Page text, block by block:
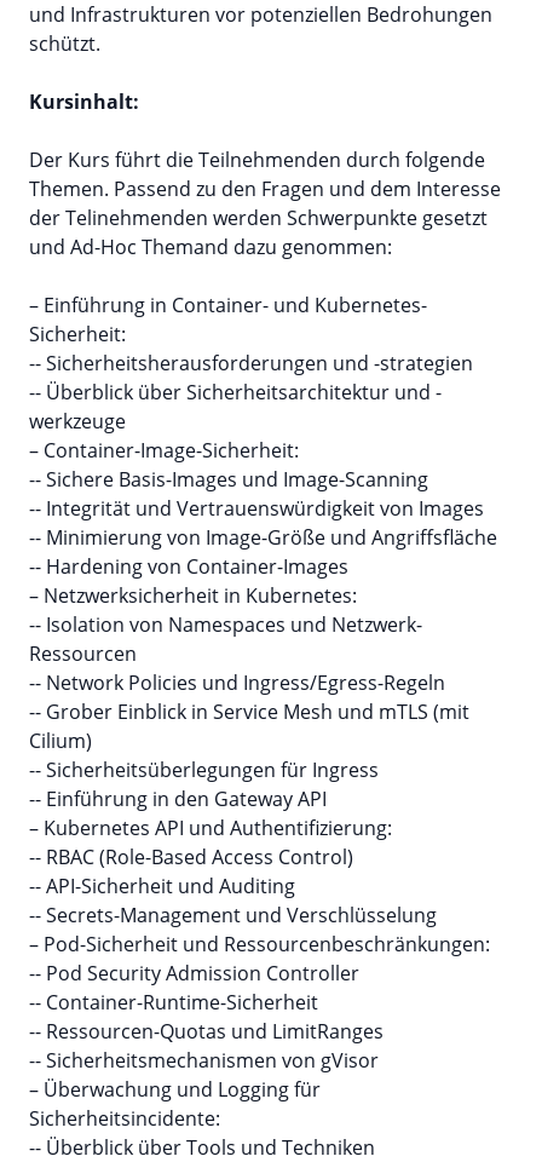
und Infrastrukturen vor potenziellen Bedrohungen
schützt.
Kursinhalt:
Der Kurs führt die Teilnehmenden durch folgende
Themen. Passend zu den Fragen und dem Interesse
der Telinehmenden werden Schwerpunkte gesetzt
und Ad-Hoc Themand dazu genommen:
– Einführung in Container- und Kubernetes-
Sicherheit:
-- Sicherheitsherausforderungen und -strategien
-- Überblick über Sicherheitsarchitektur und -
werkzeuge
– Container-Image-Sicherheit:
-- Sichere Basis-Images und Image-Scanning
-- Integrität und Vertrauenswürdigkeit von Images
-- Minimierung von Image-Größe und Angriffsfläche
-- Hardening von Container-Images
– Netzwerksicherheit in Kubernetes:
-- Isolation von Namespaces und Netzwerk-
Ressourcen
-- Network Policies und Ingress/Egress-Regeln
-- Grober Einblick in Service Mesh und mTLS (mit
Cilium)
-- Sicherheitsüberlegungen für Ingress
-- Einführung in den Gateway API
– Kubernetes API und Authentifizierung:
-- RBAC (Role-Based Access Control)
-- API-Sicherheit und Auditing
-- Secrets-Management und Verschlüsselung
– Pod-Sicherheit und Ressourcenbeschränkungen:
-- Pod Security Admission Controller
-- Container-Runtime-Sicherheit
-- Ressourcen-Quotas und LimitRanges
-- Sicherheitsmechanismen von gVisor
– Überwachung und Logging für
Sicherheitsincidente:
-- Überblick über Tools und Techniken